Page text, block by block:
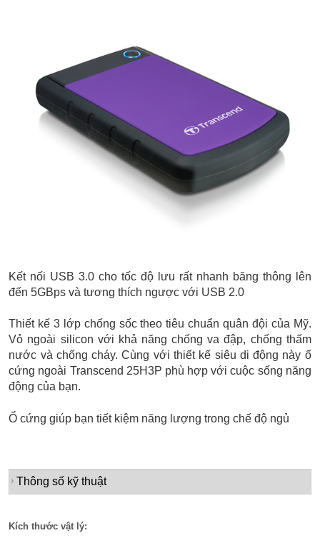
Kết nối ​​USB 3.0 cho tốc độ lưu rất nhanh băng thông lên
đến 5GBps và tương thích ngược với USB 2.0
Thiết kế 3 lớp chống sốc theo tiêu chuẩn quân đội của Mỹ.
Vỏ ngoài silicon với khả năng chống va đập, chống thấm
nước và chống cháy. Cùng với thiết kế siêu di động này ổ
cứng ngoài Transcend 25H3P phù hợp với cuộc sống năng
động của bạn.
Ổ cứng giúp bạn tiết kiệm năng lượng trong chế độ ngủ
Thông số kỹ thuật
Kích thước vật lý: